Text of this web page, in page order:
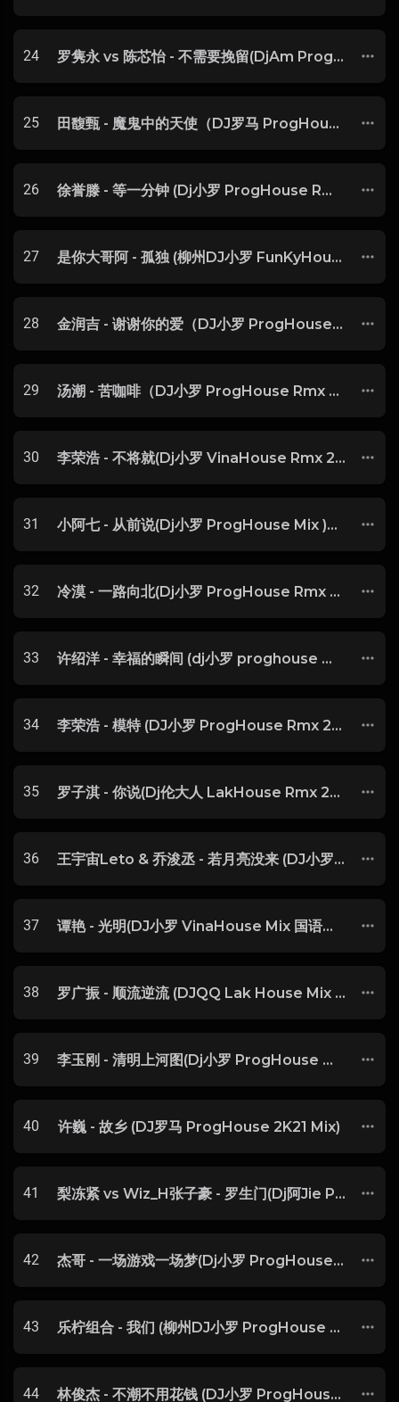
24 罗隽永 vs 陈芯怡 - 不需要挽留(DjAm ProgHouse Rmx 2023 粤语)
25 田馥甄 - 魔鬼中的天使（DJ罗马 ProgHouse Rmx 2K21）V4
26 徐誉滕 - 等一分钟 (Dj小罗 ProgHouse Rmx 2024)无心睡眠鼓
27 是你大哥阿 - 孤独 (柳州DJ小罗 FunKyHouse Mix)
28 金润吉 - 谢谢你的爱（DJ小罗 ProgHouse Rmx 2021）-玖零DJ整理♪♫
29 汤潮 - 苦咖啡（DJ小罗 ProgHouse Rmx 2021）-玖零DJ整理♪♫
30 李荣浩 - 不将就(Dj小罗 VinaHouse Rmx 2024)
31 小阿七 - 从前说(Dj小罗 ProgHouse Mix )抖音
32 冷漠 - 一路向北(Dj小罗 ProgHouse Rmx 2023)
33 许绍洋 - 幸福的瞬间 (dj小罗 proghouse mix)
34 李荣浩 - 模特 (DJ小罗 ProgHouse Rmx 2022)
35 罗子淇 - 你说(Dj伦大人 LakHouse Rmx 2023)-博汇DJ整理♪♫
36 王宇宙Leto & 乔浚丞 - 若月亮没来 (DJ小罗 ProgHouse Rmx 2024)抖音
37 谭艳 - 光明(DJ小罗 VinaHouse Mix 国语女)V2
38 罗广振 - 顺流逆流 (DJQQ Lak House Mix 2024)粤语-博汇DJ整理♪♫
39 李玉刚 - 清明上河图(Dj小罗 ProgHouse Mix)
40 许巍 - 故乡 (DJ罗马 ProgHouse 2K21 Mix)
41 梨冻紧 vs Wiz_H张子豪 - 罗生门(Dj阿Jie ProgHouse Rmx 2023)
42 杰哥 - 一场游戏一场梦(Dj小罗 ProgHouse Mix)-玖零DJ整理♪♫
43 乐柠组合 - 我们 (柳州DJ小罗 ProgHouse Rmx 2024)
44 林俊杰 - 不潮不用花钱 (DJ小罗 ProgHouse Rmx 2022)